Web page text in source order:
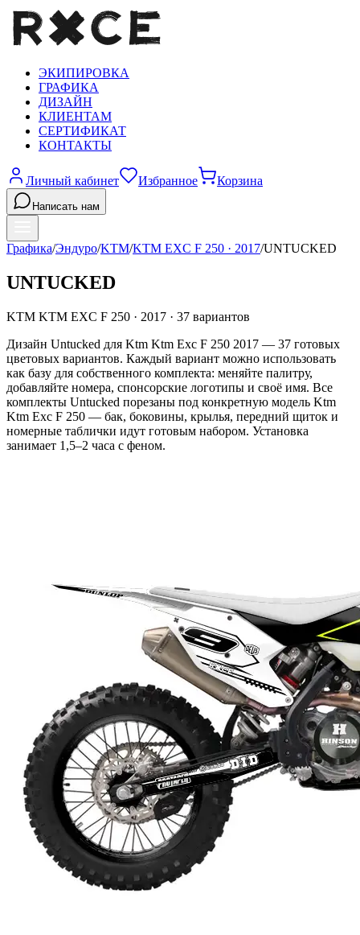
ЭКИПИРОВКА
ГРАФИКА
ДИЗАЙН
КЛИЕНТАМ
СЕРТИФИКАТ
КОНТАКТЫ
Личный кабинет Избранное Корзина
Написать нам
Графика/Эндуро/KTM/KTM EXC F 250 · 2017/UNTUCKED
UNTUCKED
KTM KTM EXC F 250 · 2017 · 37 вариантов
Дизайн Untucked для Ktm Ktm Exc F 250 2017 — 37 готовых
цветовых вариантов. Каждый вариант можно использовать
как базу для собственного комплекта: меняйте палитру,
добавляйте номера, спонсорские логотипы и своё имя. Все
комплекты Untucked порезаны под конкретную модель Ktm
Ktm Exc F 250 — бак, боковины, крылья, передний щиток и
номерные таблички идут готовым набором. Установка
занимает 1,5–2 часа с феном.